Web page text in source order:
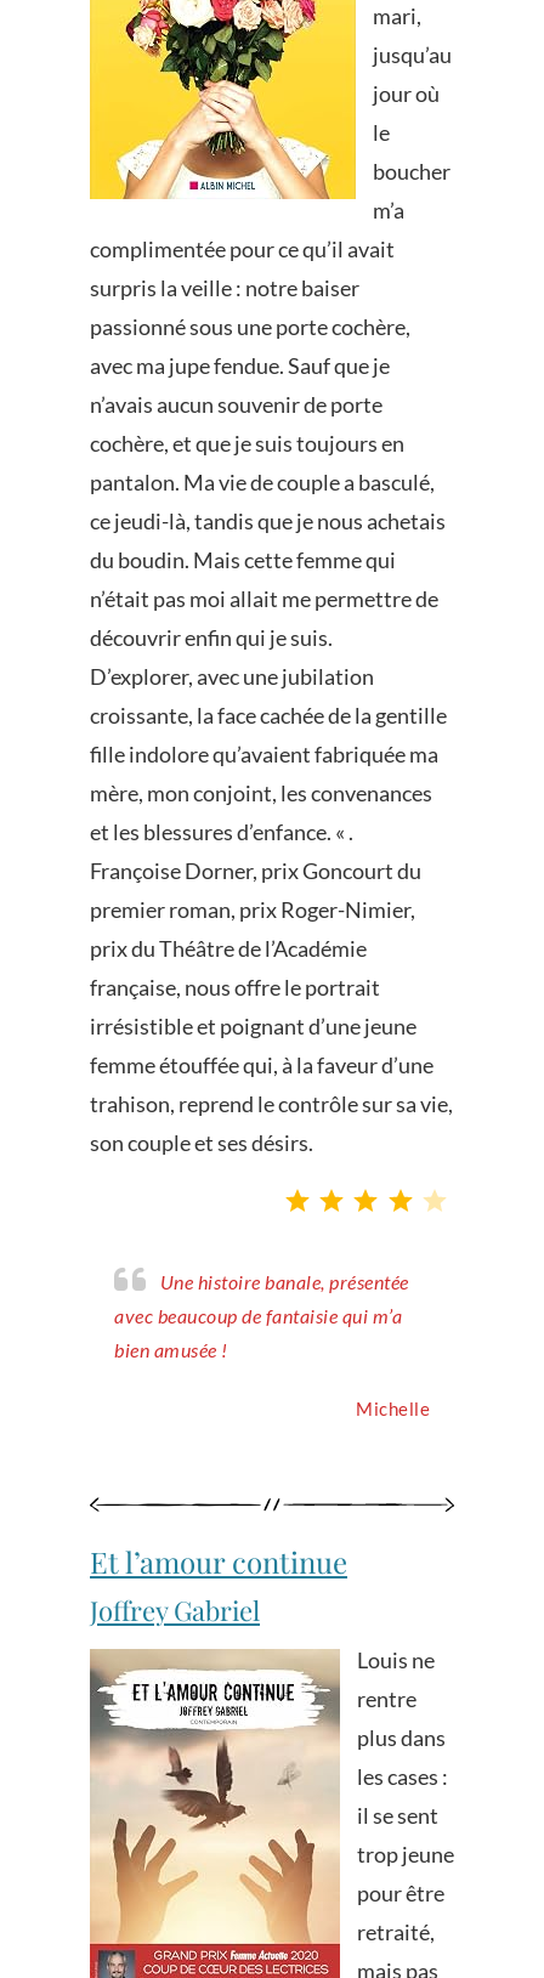
mari,
jusqu’au
jour où
le
boucher
m’a
complimentée pour ce qu’il avait
surpris la veille : notre baiser
passionné sous une porte cochère,
avec ma jupe fendue. Sauf que je
n’avais aucun souvenir de porte
cochère, et que je suis toujours en
pantalon. Ma vie de couple a basculé,
ce jeudi-là, tandis que je nous achetais
du boudin. Mais cette femme qui
n’était pas moi allait me permettre de
découvrir enfin qui je suis.
D’explorer, avec une jubilation
croissante, la face cachée de la gentille
fille indolore qu’avaient fabriquée ma
mère, mon conjoint, les convenances
et les blessures d’enfance. « .
Françoise Dorner, prix Goncourt du
premier roman, prix Roger-Nimier,
prix du Théâtre de l’Académie
française, nous offre le portrait
irrésistible et poignant d’une jeune
femme étouffée qui, à la faveur d’une
trahison, reprend le contrôle sur sa vie,
son couple et ses désirs.
Une histoire banale, présentée
avec beaucoup de fantaisie qui m’a
bien amusée !
Michelle
Et l’amour continue
Joffrey Gabriel
Louis ne
rentre
plus dans
les cases :
il se sent
trop jeune
pour être
retraité,
mais pas